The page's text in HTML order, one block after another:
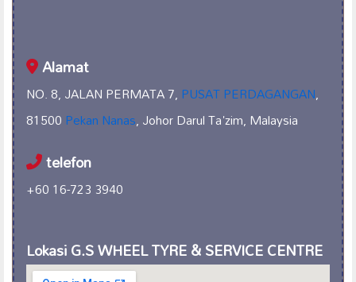
Alamat
NO. 8, JALAN PERMATA 7,PUSAT PERDAGANGAN,
81500Pekan Nanas, Johor Darul Ta'zim, Malaysia
telefon
+60 16-723 3940
Lokasi G.S WHEEL TYRE & SERVICE CENTRE